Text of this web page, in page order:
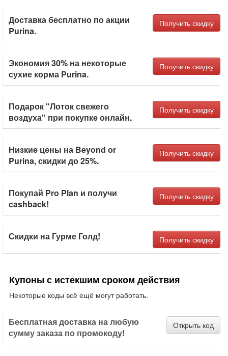
Доставка бесплатно по акции
Purina.
Получить скидку
Экономия 30% на некоторые
сухие корма Purina.
Получить скидку
Подарок "Лоток свежего
воздуха" при покупке онлайн.
Получить скидку
Низкие цены на Beyond or
Purina, скидки до 25%.
Получить скидку
Покупай Pro Plan и получи
cashback!
Получить скидку
Скидки на Гурме Голд! Получить скидку
Купоны с истекшим сроком действия
Некоторые коды всё ещё могут работать.
Бесплатная доставка на любую
сумму заказа по промокоду!
Открыть код